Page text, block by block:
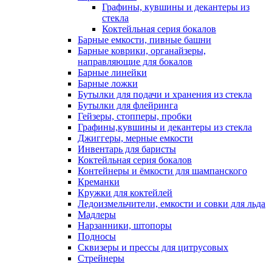
Графины, кувшины и декантеры из
стекла
Коктейльная серия бокалов
Барные емкости, пивные башни
Барные коврики, органайзеры,
направляющие для бокалов
Барные линейки
Барные ложки
Бутылки для подачи и хранения из стекла
Бутылки для флейринга
Гейзеры, стопперы, пробки
Графины,кувшины и декантеры из стекла
Джиггеры, мерные емкости
Инвентарь для баристы
Коктейльная серия бокалов
Контейнеры и ёмкости для шампанского
Креманки
Кружки для коктейлей
Ледоизмельчители, емкости и совки для льда
Мадлеры
Нарзанники, штопоры
Подносы
Сквизеры и прессы для цитрусовых
Стрейнеры